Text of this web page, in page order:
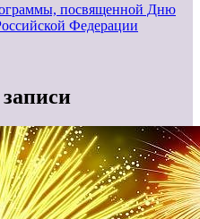
посвященной Дню
Федерации